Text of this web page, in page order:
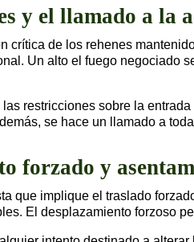
y el llamado a la
crítica de los rehenes
Un alto el fuego negociado
restricciones sobre la
se hace un llamado a
forzado y
que implique el traslado
El desplazamiento forzoso